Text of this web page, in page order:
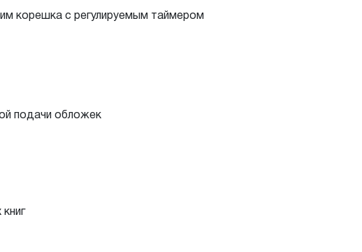
корешка с регулируемым таймером
подачи обложек